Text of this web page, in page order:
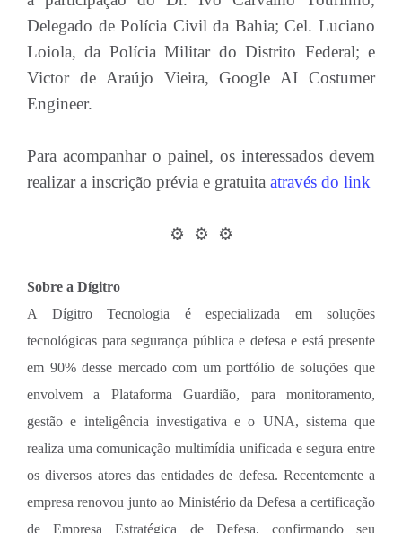
Delegado de Polícia Civil da Bahia; Cel. Luciano
Loiola, da Polícia Militar do Distrito Federal; e
Victor de Araújo Vieira, Google AI Costumer
Engineer.
Para acompanhar o painel, os interessados devem
realizar a inscrição prévia e gratuita através do link
⚙️ ⚙️ ⚙️
Sobre a Dígitro
A Dígitro Tecnologia é especializada em soluções
tecnológicas para segurança pública e defesa e está presente
em 90% desse mercado com um portfólio de soluções que
envolvem a Plataforma Guardião, para monitoramento,
gestão e inteligência investigativa e o UNA, sistema que
realiza uma comunicação multimídia unificada e segura entre
os diversos atores das entidades de defesa. Recentemente a
empresa renovou junto ao Ministério da Defesa a certificação
de Empresa Estratégica de Defesa, confirmando seu